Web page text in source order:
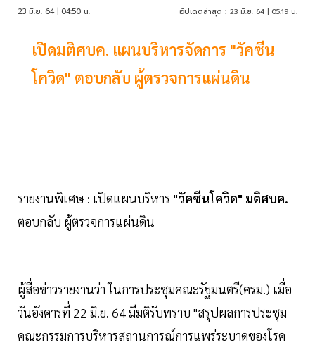
23 มิ.ย. 64 | 04:50 น. อัปเดตล่าสุด : 23 มิ.ย. 64 | 05:19 น.
เปิดมติศบค. แผนบริหารจัดการ "วัคซีน
โควิด" ตอบกลับ ผู้ตรวจการแผ่นดิน
รายงานพิเศษ : เปิดแผนบริหาร "วัคซีนโควิด" มติศบค.
ตอบกลับ ผู้ตรวจการแผ่นดิน
ผู้สื่อข่าวรายงานว่า ในการประชุมคณะรัฐมนตรี(ครม.) เมื่อ
วันอังคารที่ 22 มิ.ย. 64 มีมติรับทราบ "สรุปผลการประชุม
คณะกรรมการบริหารสถานการณ์การแพร่ระบาดของโรค